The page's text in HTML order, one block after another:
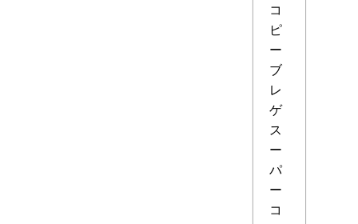
コ
ピ
ー
ブ
レ
ゲ
ス
ー
パ
ー
コ